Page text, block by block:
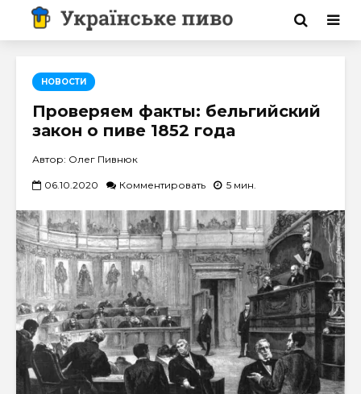
НОВОСТИ
Проверяем факты: бельгийский
закон о пиве 1852 года
Автор: Олег Пивнюк
06.10.2020 Комментировать 5 мин.